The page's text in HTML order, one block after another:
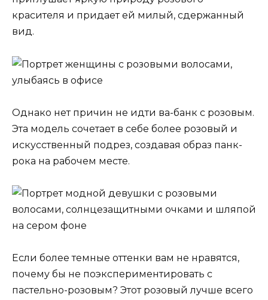
красителя и придает ей милый, сдержанный
вид.
Однако нет причин не идти ва-банк с розовым.
Эта модель сочетает в себе более розовый и
искусственный подрез, создавая образ панк-
рока на рабочем месте.
Если более темные оттенки вам не нравятся,
почему бы не поэкспериментировать с
пастельно-розовым? Этот розовый лучше всего